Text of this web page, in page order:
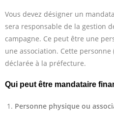
Vous devez désigner un
sera responsable de la gestion
campagne. Ce peut être une
une association. Cette
déclarée à la préfecture.
Qui peut être mandataire
Personne physique ou